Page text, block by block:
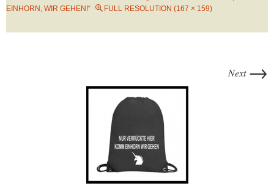
EINHORN, WIR GEHEN!“
FULL RESOLUTION (167 × 159)
Next →